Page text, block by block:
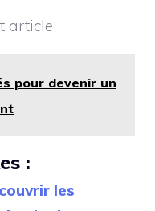
article
pour devenir un
:
les